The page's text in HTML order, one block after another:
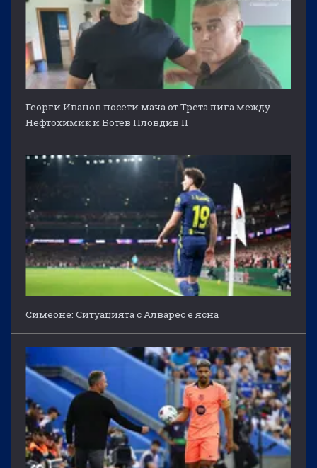
Георги Иванов посети мача от Трета лига между
Нефтохимик и Ботев Пловдив II
Симеоне: Ситуацията с Алварес е ясна